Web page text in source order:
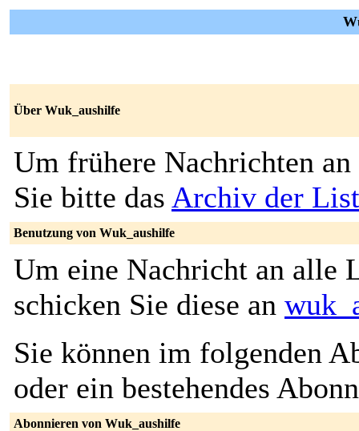
Über Wuk_aushilfe
Um frühere Nachrichten an
Sie bitte das Archiv der
Benutzung von Wuk_aushilfe
Um eine Nachricht an alle
schicken Sie diese an
Sie können im folgenden
oder ein bestehendes
Abonnieren von Wuk_aushilfe